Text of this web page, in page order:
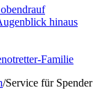
hinaus
Familie
/Service für Spender